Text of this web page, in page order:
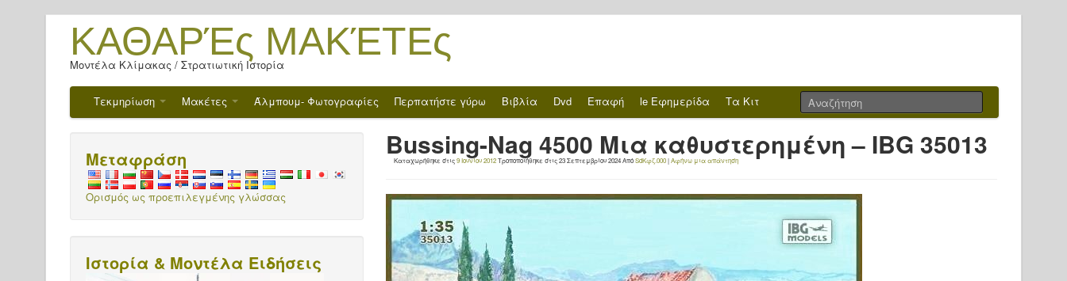
ΚΑΘΑΡΈς ΜΑΚΈΤΕς
Μοντέλα Κλίμακας / Στρατιωτική Ιστορία
Τεκμηρίωση Μακέτες Άλμπουμ- Φωτογραφίες Περπατήστε γύρω Βιβλία Dvd Επαφή le Εφημερίδα Τα Κιτ
Bussing-Nag 4500 Μια καθυστερημένη – IBG 35013
Καταχωρήθηκε στις9 Ιουνίου 2012Τροποποιήθηκε στις23 Σεπτεμβρίου 2024ΑπόSdΚφζ.000|Αφήνω μια απάντηση
Μεταφράση
Ορισμός ως προεπιλεγμένης γλώσσας
Ιστορία & Μοντέλα Ειδήσεις